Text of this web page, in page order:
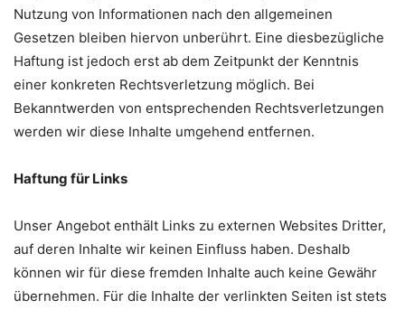
Nutzung von Informationen nach den allgemeinen
Gesetzen bleiben hiervon unberührt. Eine diesbezügliche
Haftung ist jedoch erst ab dem Zeitpunkt der Kenntnis
einer konkreten Rechtsverletzung möglich. Bei
Bekanntwerden von entsprechenden Rechtsverletzungen
werden wir diese Inhalte umgehend entfernen.
Haftung für Links
Unser Angebot enthält Links zu externen Websites Dritter,
auf deren Inhalte wir keinen Einfluss haben. Deshalb
können wir für diese fremden Inhalte auch keine Gewähr
übernehmen. Für die Inhalte der verlinkten Seiten ist stets